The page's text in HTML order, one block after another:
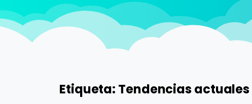
Etiqueta: Tendencias actuales